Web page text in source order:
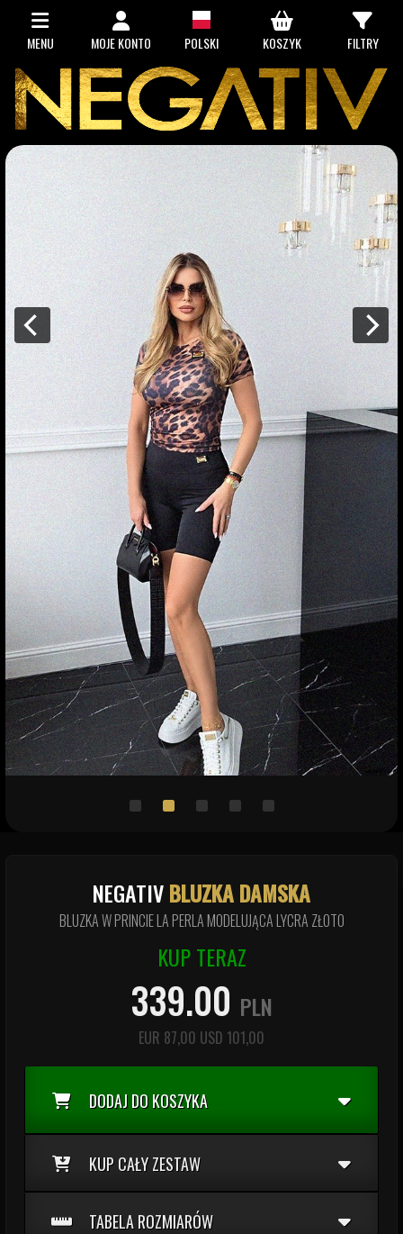
MENU MOJE KONTO POLSKI KOSZYK FILTRY
NEGATIVBLUZKA DAMSKA
BLUZKA W PRINCIE LA PERLA MODELUJĄCA LYCRA ZŁOTO
KUP TERAZ
339.00 PLN
EUR 87,00 USD 101,00
DODAJ DO KOSZYKA
KUP CAŁY ZESTAW
TABELA ROZMIARÓW